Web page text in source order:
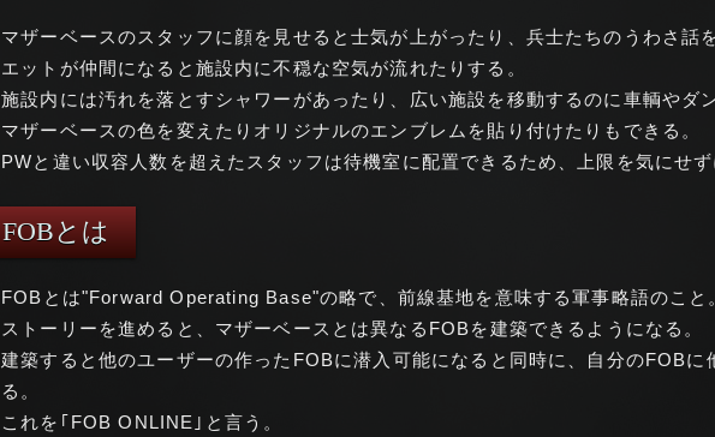
マザーベースのスタッフに顔を見せると士気が上がったり、兵士たちのうわさ話
エットが仲間になると施設内に不穏な空気が流れたりする。
施設内には汚れを落とすシャワーがあったり、広い施設を移動するのに車輌やダ
マザーベースの色を変えたりオリジナルのエンブレムを貼り付けたりもできる。
PWと違い収容人数を超えたスタッフは待機室に配置できるため、上限を気にせ
FOBとは
FOBとは"Forward Operating Base"の略で、前線基地を意味する軍事略語のこと
ストーリーを進めると、マザーベースとは異なるFOBを建築できるようになる。
建築すると他のユーザーの作ったFOBに潜入可能になると同時に、自分のFOBに
る。
これを｢FOB ONLINE｣と言う。